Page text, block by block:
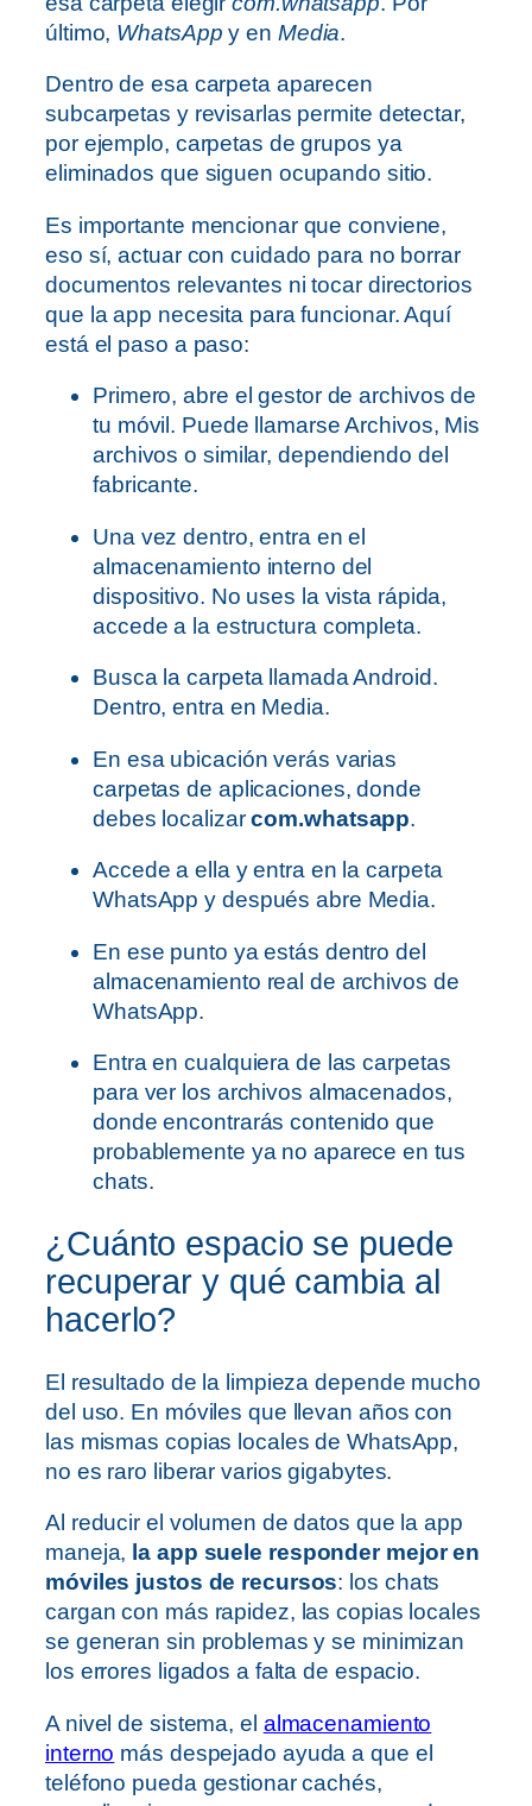
último, WhatsApp y en Media.
Dentro de esa carpeta aparecen
subcarpetas y revisarlas permite detectar,
por ejemplo, carpetas de grupos ya
eliminados que siguen ocupando sitio.
Es importante mencionar que conviene,
eso sí, actuar con cuidado para no borrar
documentos relevantes ni tocar directorios
que la app necesita para funcionar. Aquí
está el paso a paso:
Primero, abre el gestor de archivos de
tu móvil. Puede llamarse Archivos, Mis
archivos o similar, dependiendo del
fabricante.
Una vez dentro, entra en el
almacenamiento interno del
dispositivo. No uses la vista rápida,
accede a la estructura completa.
Busca la carpeta llamada Android.
Dentro, entra en Media.
En esa ubicación verás varias
carpetas de aplicaciones, donde
debes localizarcom.whatsapp.
Accede a ella y entra en la carpeta
WhatsApp y después abre Media.
En ese punto ya estás dentro del
almacenamiento real de archivos de
WhatsApp.
Entra en cualquiera de las carpetas
para ver los archivos almacenados,
donde encontrarás contenido que
probablemente ya no aparece en tus
chats.
¿Cuánto espacio se puede
recuperar y qué cambia al
hacerlo?
El resultado de la limpieza depende mucho
del uso. En móviles que llevan años con
las mismas copias locales de WhatsApp,
no es raro liberar varios gigabytes.
Al reducir el volumen de datos que la app
maneja, la app suele responder mejor en
móviles justos de recursos: los chats
cargan con más rapidez, las copias locales
se generan sin problemas y se minimizan
los errores ligados a falta de espacio.
A nivel de sistema, el almacenamiento
interno más despejado ayuda a que el
teléfono pueda gestionar cachés,